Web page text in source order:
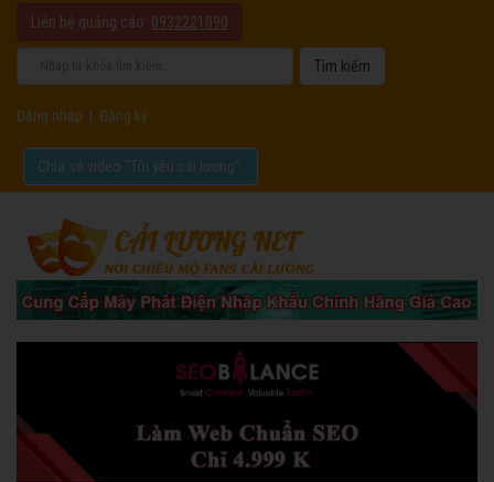
Liên hệ quảng cáo: 0932221090
Đăng nhập Đăng ký
Chia sẻ video "Tôi yêu cải lương".